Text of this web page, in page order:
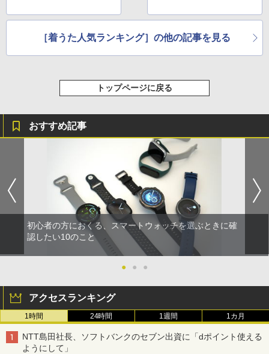
［着うた人気ランキング］の他の記事を見る
トップページに戻る
おすすめ記事
初心者の方におくる、スマートウォッチを選ぶときに確
認したい10のこと
● ● ●
アクセスランキング
1時間 24時間 1週間 1カ月
NTT島田社長、ソフトバンクのセブン出資に「dポイント使える
ようにして」